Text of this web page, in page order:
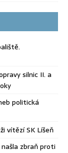
silnic II. a
politická
vítězí SK Líšeň
zbraň proti